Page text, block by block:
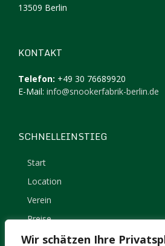
Wir schätzen Ihre
13509 Berlin
KONTAKT
Telefon: +49 30 76689920
E-Mail: info@snookerfabrik-berlin.de
SCHNELLEINSTIEG
Start
Location
Verein
Preise
Kontakt